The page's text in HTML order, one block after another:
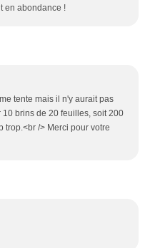
en abondance !
tente mais il n'y aurait pas
brins de 20 feuilles, soit 200
trop.<br /> Merci pour votre